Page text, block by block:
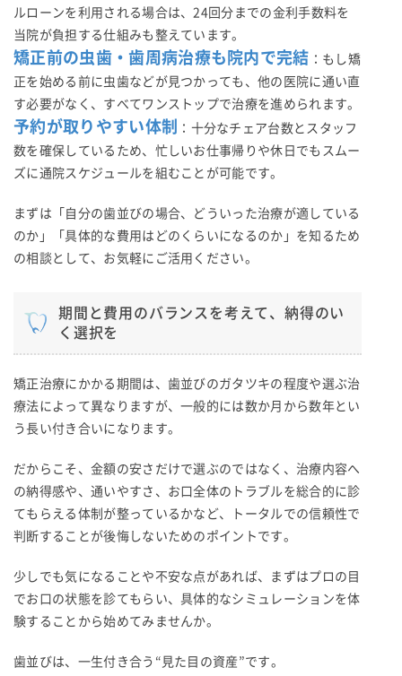
ルローンを利用される場合は、24回分までの金利手数料を
当院が負担する仕組みも整えています。
矯正前の虫歯・歯周病治療も院内で完結 ：もし矯
正を始める前に虫歯などが見つかっても、他の医院に通い直
す必要がなく、すべてワンストップで治療を進められます。
予約が取りやすい体制
：十分なチェア台数とスタッフ
数を確保しているため、忙しいお仕事帰りや休日でもスムー
ズに通院スケジュールを組むことが可能です。
まずは「自分の歯並びの場合、どういった治療が適している
のか」「具体的な費用はどのくらいになるのか」を知るため
の相談として、お気軽にご活用ください。
期間と費用のバランスを考えて、納得のい
く選択を
矯正治療にかかる期間は、歯並びのガタツキの程度や選ぶ治
療法によって異なりますが、一般的には数か月から数年とい
う長い付き合いになります。
だからこそ、金額の安さだけで選ぶのではなく、治療内容へ
の納得感や、通いやすさ、お口全体のトラブルを総合的に診
てもらえる体制が整っているかなど、トータルでの信頼性で
判断することが後悔しないためのポイントです。
少しでも気になることや不安な点があれば、まずはプロの目
でお口の状態を診てもらい、具体的なシミュレーションを体
験することから始めてみませんか。
歯並びは、一生付き合う“見た目の資産”です。